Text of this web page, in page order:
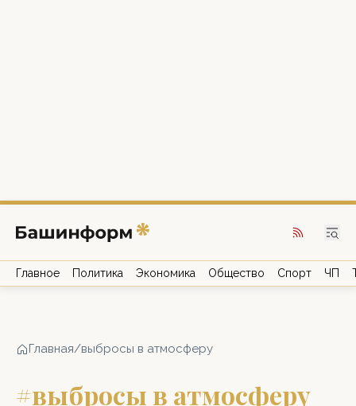
Главное Политика Экономика Общество Спорт ЧП
Главная/выбросы в атмосферу
#выбросы в атмосферу